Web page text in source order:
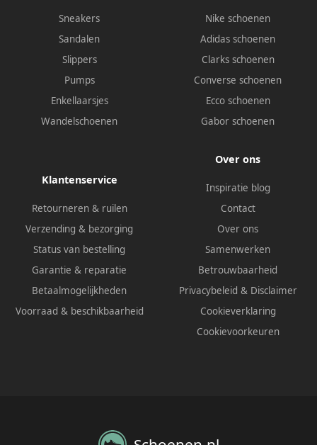
Sneakers
Sandalen
Slippers
Pumps
Enkellaarsjes
Wandelschoenen
Nike schoenen
Adidas schoenen
Clarks schoenen
Converse schoenen
Ecco schoenen
Gabor schoenen
Klantenservice
Retourneren & ruilen
Verzending & bezorging
Status van bestelling
Garantie & reparatie
Betaalmogelijkheden
Voorraad & beschikbaarheid
Over ons
Inspiratie blog
Contact
Over ons
Samenwerken
Betrouwbaarheid
Privacybeleid & Disclaimer
Cookieverklaring
Cookievoorkeuren